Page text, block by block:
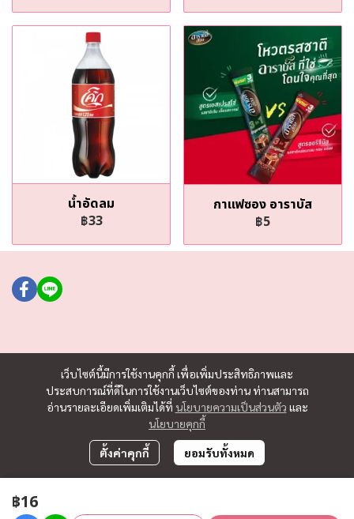
น้ำอัดลม
฿33
กาแฟซอง อาราบัส
฿5
฿16
เว็บไซต์นี้มีการใช้งานคุกกี้ เพื่อเพิ่มประสิทธิภาพและ
ประสบการณ์ที่ดีในการใช้งานเว็บไซต์ของท่าน ท่านสามารถ
อ่านรายละเอียดเพิ่มเติมได้ที่ นโยบายความเป็นส่วนตัว และ
นโยบายคุกกี้
ตั้งค่าคุกกี้ ยอมรับทั้งหมด